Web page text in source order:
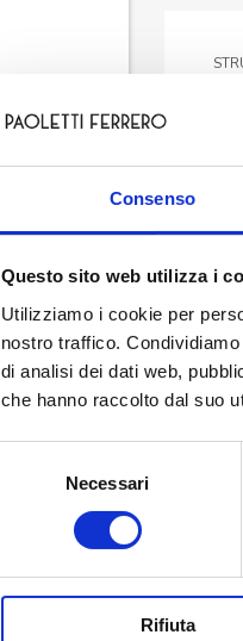
Consenso
Questo sito web utilizza i
Utilizziamo i cookie per
nostro traffico.
di analisi dei dati web,
che hanno raccolto dal suo
Necessari
Rifiuta